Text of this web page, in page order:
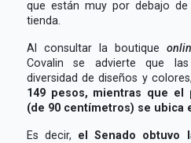
que están muy por debajo
tienda.
Al consultar la boutique
Covalin se advierte que
diversidad de diseños y
149 pesos, mientras que el
(de 90 centímetros) se ubica
Es decir, el Senado obtuvo